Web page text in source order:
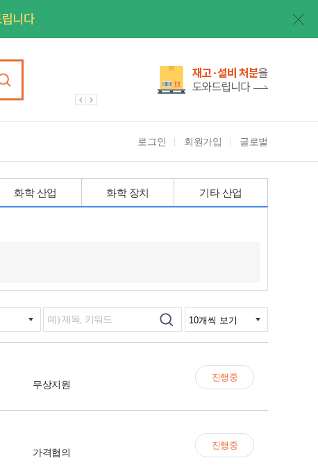
로그인 회원가입 글로벌
화학 산업 화학 장치 기타 산업
무상지원
진행중
가격협의
진행중